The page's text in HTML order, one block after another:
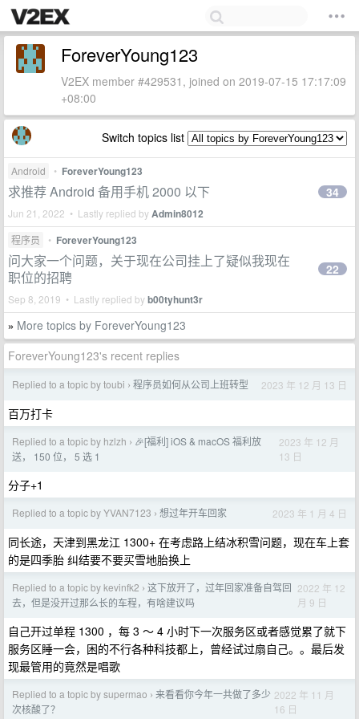
ForeverYoung123
V2EX member #429531, joined on 2019-07-15 17:17:09
+08:00
Switch topics list
Android • ForeverYoung123
求推荐 Android 备用手机 2000 以下
Jun 21, 2022 • Lastly replied byAdmin8012
34
程序员 • ForeverYoung123
问大家一个问题，关于现在公司挂上了疑似我现在
职位的招聘
Sep 8, 2019 • Lastly replied byb00tyhunt3r
22
» More topics by ForeverYoung123
ForeverYoung123's recent replies
Replied to a topic by toubi › 程序员如何从公司上班转型 2023 年 12 月 13 日
百万打卡
Replied to a topic by hzlzh › 🎉[福利] iOS & macOS 福利放
送， 150 位， 5 选 1
2023 年 12 月
13 日
分子+1
Replied to a topic by YVAN7123 › 想过年开车回家 2023 年 1 月 4 日
同长途，天津到黑龙江 1300+ 在考虑路上结冰积雪问题，现在车上套
的是四季胎 纠结要不要买雪地胎换上
Replied to a topic by kevinfk2 › 这下放开了，过年回家准备自驾回
去，但是没开过那么长的车程，有啥建议吗
2022 年 12
月 9 日
自己开过单程 1300 ，每 3 ～ 4 小时下一次服务区或者感觉累了就下
服务区睡一会，困的不行各种科技都上，曾经试过扇自己。。最后发
现最管用的竟然是唱歌
Replied to a topic by supermao › 来看看你今年一共做了多少
次核酸了？
2022 年 11 月
16 日